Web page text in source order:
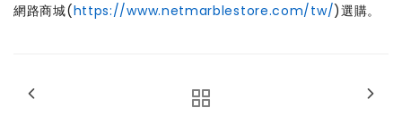
網路商城(https://www.netmarblestore.com/tw/)選購。